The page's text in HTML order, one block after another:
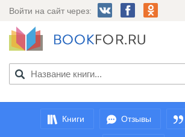
Войти на сайт через:
Книги Отзывы